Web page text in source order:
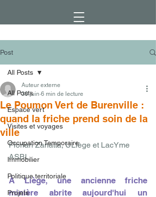
Post
All Posts
Espace vert
Visites et voyages
Occupation Temporaire
Immobilier
Politique territoriale
Projets
All Posts
Le Poumon Vert de Burenville :
quand la friche prend soin de la
ville
Auteur externe
30 juin 6 min de lecture
Florian Zanatta, ULiège et LacYme
ASBL
À Liège, une ancienne friche
minière abrite aujourd'hui un